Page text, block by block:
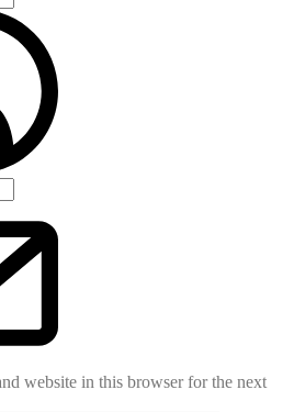
website in this browser for the next